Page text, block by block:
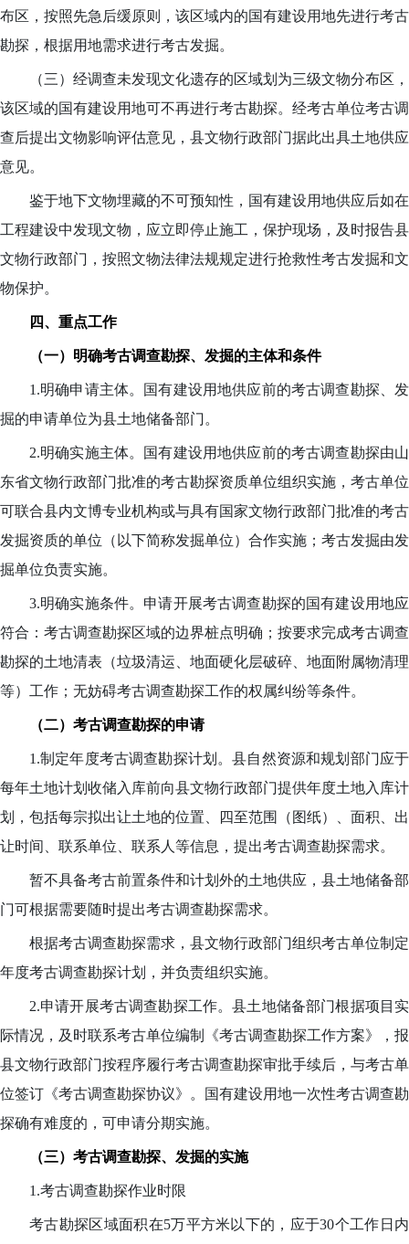
布区，按照先急后缓原则，该区域内的国有建设用地先进行考古
勘探，根据用地需求进行考古发掘。
（三）经调查未发现文化遗存的区域划为三级文物分布区，
该区域的国有建设用地可不再进行考古勘探。经考古单位考古调
查后提出文物影响评估意见，县文物行政部门据此出具土地供应
意见。
鉴于地下文物埋藏的不可预知性，国有建设用地供应后如在
工程建设中发现文物，应立即停止施工，保护现场，及时报告县
文物行政部门，按照文物法律法规规定进行抢救性考古发掘和文
物保护。
四、重点工作
（一）明确考古调查勘探、发掘的主体和条件
1.明确申请主体。国有建设用地供应前的考古调查勘探、发
掘的申请单位为县土地储备部门。
2.明确实施主体。国有建设用地供应前的考古调查勘探由山
东省文物行政部门批准的考古勘探资质单位组织实施，考古单位
可联合县内文博专业机构或与具有国家文物行政部门批准的考古
发掘资质的单位（以下简称发掘单位）合作实施；考古发掘由发
掘单位负责实施。
3.明确实施条件。申请开展考古调查勘探的国有建设用地应
符合：考古调查勘探区域的边界桩点明确；按要求完成考古调查
勘探的土地清表（垃圾清运、地面硬化层破碎、地面附属物清理
等）工作；无妨碍考古调查勘探工作的权属纠纷等条件。
（二）考古调查勘探的申请
1.制定年度考古调查勘探计划。县自然资源和规划部门应于
每年土地计划收储入库前向县文物行政部门提供年度土地入库计
划，包括每宗拟出让土地的位置、四至范围（图纸）、面积、出
让时间、联系单位、联系人等信息，提出考古调查勘探需求。
暂不具备考古前置条件和计划外的土地供应，县土地储备部
门可根据需要随时提出考古调查勘探需求。
根据考古调查勘探需求，县文物行政部门组织考古单位制定
年度考古调查勘探计划，并负责组织实施。
2.申请开展考古调查勘探工作。县土地储备部门根据项目实
际情况，及时联系考古单位编制《考古调查勘探工作方案》，报
县文物行政部门按程序履行考古调查勘探审批手续后，与考古单
位签订《考古调查勘探协议》。国有建设用地一次性考古调查勘
探确有难度的，可申请分期实施。
（三）考古调查勘探、发掘的实施
1.考古调查勘探作业时限
考古勘探区域面积在5万平方米以下的，应于30个工作日内